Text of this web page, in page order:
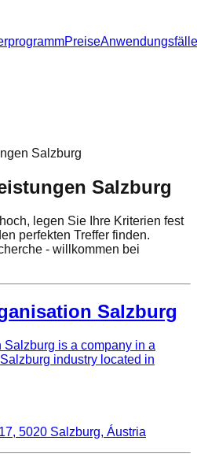
PreiseAnwendungsfälle
Salzburg
Salzburg
legen Sie Ihre Kriterien fest
perfekten Treffer finden.
- willkommen bei
Salzburg
is a company in a
industry located in
5020 Salzburg, Áustria